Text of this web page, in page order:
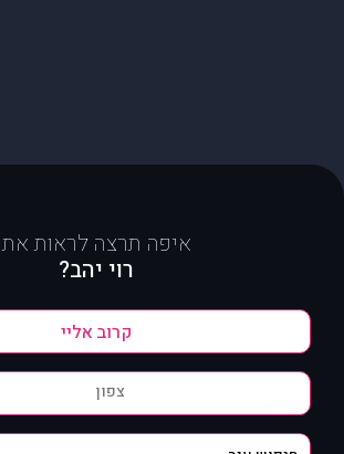
איפה תרצה לראות את
רוי יהב?
צפון